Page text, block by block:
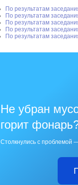
По результатам
По результатам
По результатам
По результатам
По результатам
Не убран
горит
Столкнулись с проблемой